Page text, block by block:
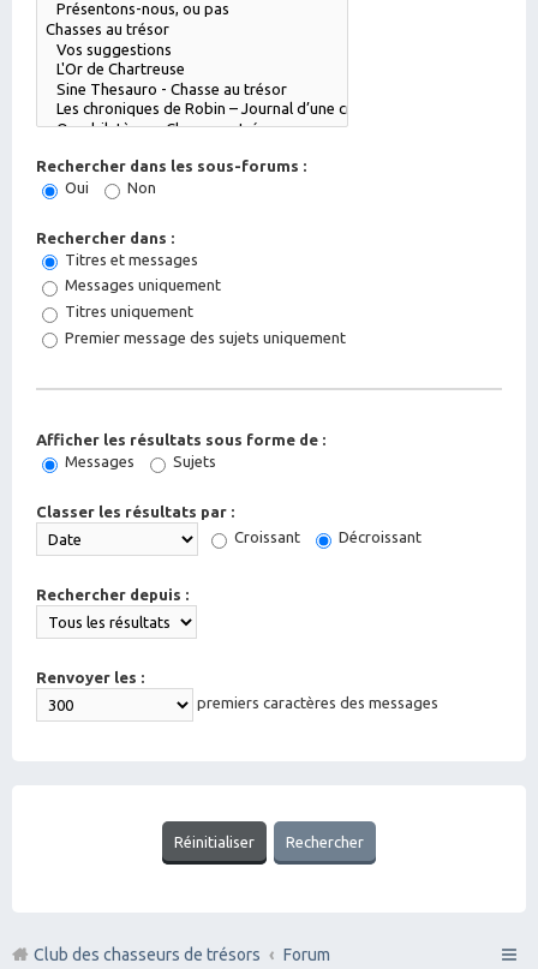
Rechercher dans les sous-forums :
Oui
Non
Rechercher dans :
Titres et messages
Messages uniquement
Titres uniquement
Premier message des sujets uniquement
Afficher les résultats sous forme de :
Messages
Sujets
Classer les résultats par :
Croissant
Décroissant
Rechercher depuis :
Renvoyer les :
premiers caractères des messages
Club des chasseurs de trésors Forum